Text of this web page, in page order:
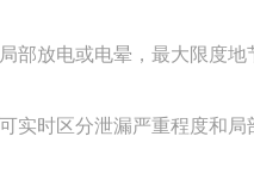
部放电或电晕，最大限度
实时区分泄漏严重程度和局